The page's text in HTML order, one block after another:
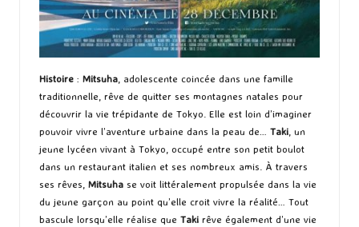
Histoire : Mitsuha, adolescente coincée dans une famille
traditionnelle, rêve de quitter ses montagnes natales pour
découvrir la vie trépidante de Tokyo. Elle est loin d’imaginer
pouvoir vivre l’aventure urbaine dans la peau de… Taki, un
jeune lycéen vivant à Tokyo, occupé entre son petit boulot
dans un restaurant italien et ses nombreux amis. À travers
ses rêves, Mitsuha se voit littéralement propulsée dans la vie
du jeune garçon au point qu’elle croit vivre la réalité… Tout
bascule lorsqu’elle réalise que Taki rêve également d’une vie